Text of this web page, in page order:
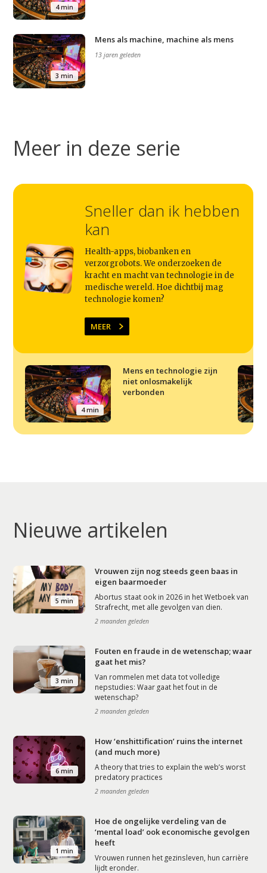
4 min
3 min
Mens als machine, machine als mens
13 jaren geleden
Meer in deze serie
Sneller dan ik hebben
kan
Health-apps, biobanken en
verzorgrobots. We onderzoeken de
kracht en macht van technologie in de
medische wereld. Hoe dichtbij mag
technologie komen?
MEER
4 min
Mens en technologie zijn
niet onlosmakelijk
verbonden
Nieuwe artikelen
5 min
Vrouwen zijn nog steeds geen baas in
eigen baarmoeder
Abortus staat ook in 2026 in het Wetboek van
Strafrecht, met alle gevolgen van dien.
2 maanden geleden
3 min
Fouten en fraude in de wetenschap; waar
gaat het mis?
Van rommelen met data tot volledige
nepstudies: Waar gaat het fout in de
wetenschap?
2 maanden geleden
6 min
How ‘enshittification’ ruins the internet
(and much more)
A theory that tries to explain the web’s worst
predatory practices
2 maanden geleden
1 min
Hoe de ongelijke verdeling van de
‘mental load’ ook economische gevolgen
heeft
Vrouwen runnen het gezinsleven, hun carrière
lijdt eronder.